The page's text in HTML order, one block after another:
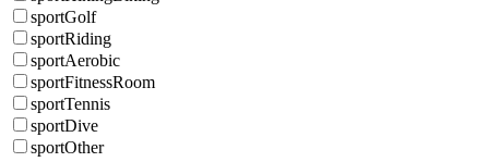
sportGolf
sportRiding
sportAerobic
sportFitnessRoom
sportTennis
sportDive
sportOther